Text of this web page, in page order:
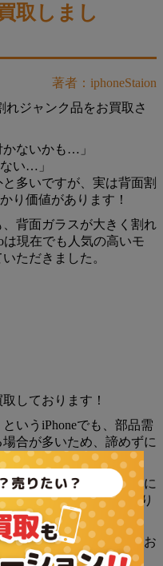
取しまし
著者：iphoneStaion
れジャンク品をお買取さ
かないかも…」
い…」
多いですが、実は背面割
り価値があります！
背面ガラスが大きく割れ
は現在でも人気の高いモ
ただきました。
しております！
いうiPhoneでも、部品需
合が多いため、諦めずに
ですので、機種変更後に
に眠っている端末があり
さい。
ますので、お買い物やお
！